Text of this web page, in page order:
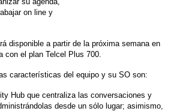
on line y
disponible a partir de la próxima semana en
con el plan Telcel Plus 700.
características del equipo y su SO son:
Hub que centraliza las conversaciones y
desde un sólo lugar; asimismo,